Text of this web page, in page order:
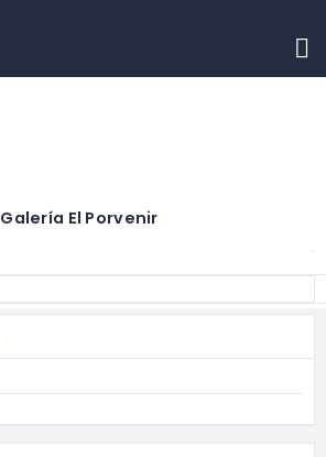
Galería El Porvenir